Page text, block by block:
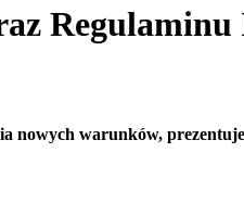
Regulaminu
nowych warunków,